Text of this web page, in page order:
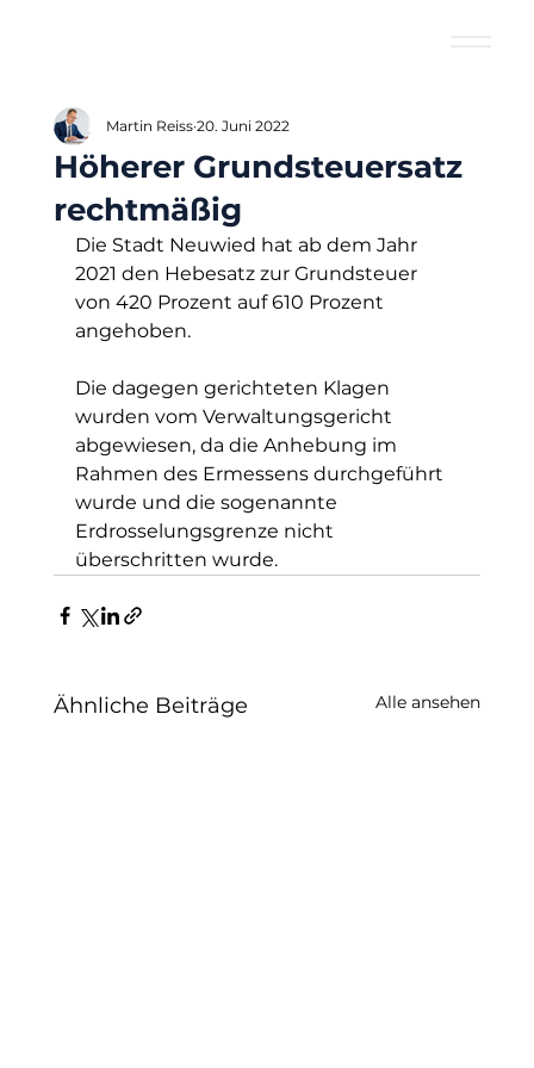
Höherer Grundsteuersatz
rechtmäßig
Martin Reiss 20. Juni 2022
Die Stadt Neuwied hat ab dem Jahr
2021 den Hebesatz zur Grundsteuer
von 420 Prozent auf 610 Prozent
angehoben.
Die dagegen gerichteten Klagen
wurden vom Verwaltungsgericht
abgewiesen, da die Anhebung im
Rahmen des Ermessens durchgeführt
wurde und die sogenannte
Erdrosselungsgrenze nicht
überschritten wurde.
Ähnliche Beiträge Alle ansehen